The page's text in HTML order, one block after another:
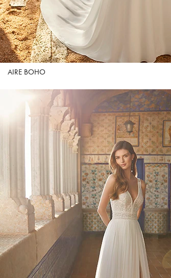
AIRE BOHO